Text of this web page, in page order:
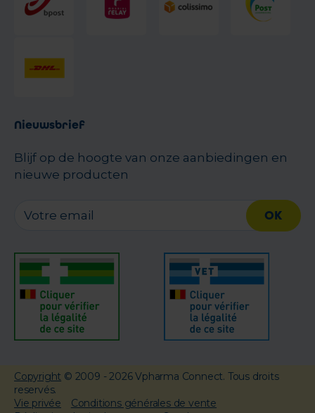
Nieuwsbrief
Blijf op de hoogte van onze aanbiedingen en
nieuwe producten
OK
Copyright © 2009 - 2026 Vpharma Connect. Tous droits
reservés.
Vie privée
Conditions générales de vente